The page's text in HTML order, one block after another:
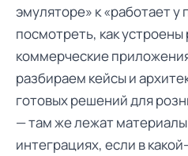
эмуляторе» к «работает
посмотреть, как
коммерческие
разбираем кейсы и
готовых решений для
— там же лежат
интеграциях, если в